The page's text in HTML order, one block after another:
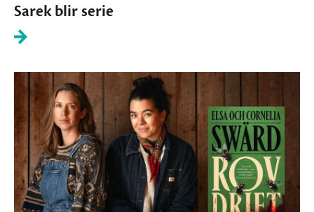
Sarek blir serie